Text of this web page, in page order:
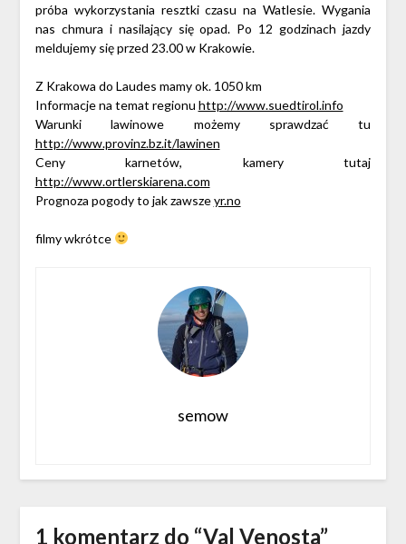
próba wykorzystania resztki czasu na Watlesie. Wygania
nas chmura i nasilający się opad. Po 12 godzinach jazdy
meldujemy się przed 23.00 w Krakowie.
Z Krakowa do Laudes mamy ok. 1050 km
Informacje na temat regionu http://www.suedtirol.info
Warunki lawinowe możemy sprawdzać tu
http://www.provinz.bz.it/lawinen
Ceny karnetów, kamery tutaj
http://www.ortlerskiarena.com
Prognoza pogody to jak zawszeyr.no
filmy wkrótce
semow
1 komentarz do “Val Venosta”